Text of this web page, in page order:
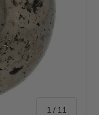
1 / van
11